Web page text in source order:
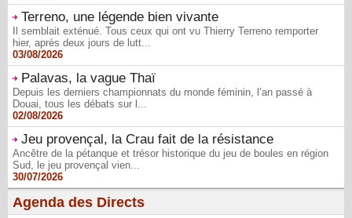
Terreno, une légende bien vivante
Il semblait exténué. Tous ceux qui ont vu Thierry Terreno remporter
hier, après deux jours de lutt...
03/08/2026
Palavas, la vague Thaï
Depuis les derniers championnats du monde féminin, l’an passé à
Douai, tous les débats sur l...
02/08/2026
Jeu provençal, la Crau fait de la résistance
Ancêtre de la pétanque et trésor historique du jeu de boules en région
Sud, le jeu provençal vien...
30/07/2026
Agenda des Directs